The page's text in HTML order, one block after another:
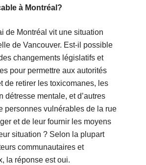
à Montréal?
de Montréal vit une situation
de Vancouver. Est-il possible
changements législatifs et
pour permettre aux autorités
de retirer les toxicomanes, les
détresse mentale, et d’autres
personnes vulnérables de la rue
et de leur fournir les moyens
situation ? Selon la plupart
communautaires et
la réponse est oui.